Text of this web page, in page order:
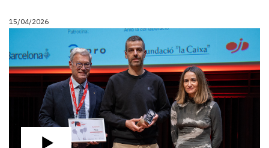
15/04/2026